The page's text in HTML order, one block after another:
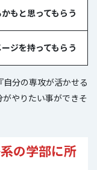
もと思ってもらう
ジを持ってもらう
分の専攻が活かせる
やりたい事ができそ
の学部に所